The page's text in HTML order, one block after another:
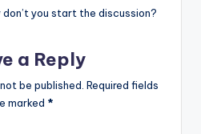
you start the discussion?
a Reply
be published. Required fields
marked *